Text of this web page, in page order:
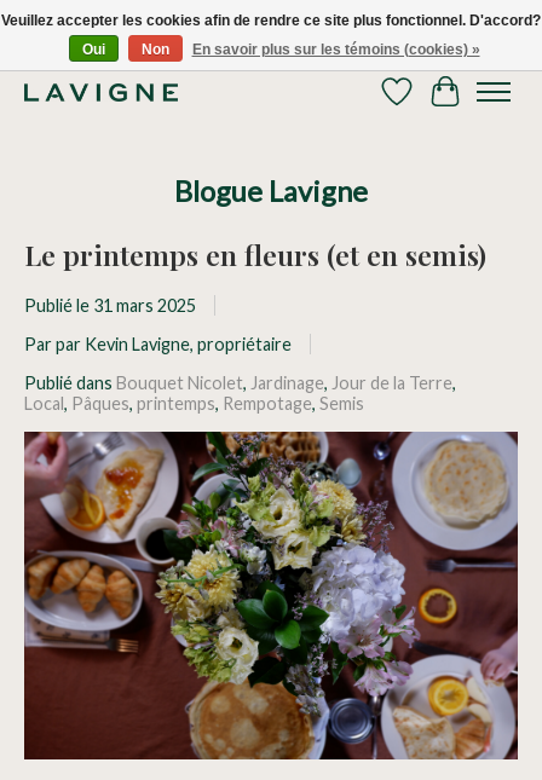
Nous livrons tous les jours dans le Grand Montréal! 514.521.0118
Liste de souhaits
Panier
Blogue Lavigne
Le printemps en fleurs (et en semis)
Publié le 31 mars 2025
Par par Kevin Lavigne, propriétaire
Publié dans Bouquet Nicolet, Jardinage, Jour de la Terre,
Local, Pâques, printemps, Rempotage, Semis
Veuillez accepter les cookies afin de rendre ce site plus fonctionnel. D'accord?
Oui
Non En savoir plus sur les témoins (cookies) »